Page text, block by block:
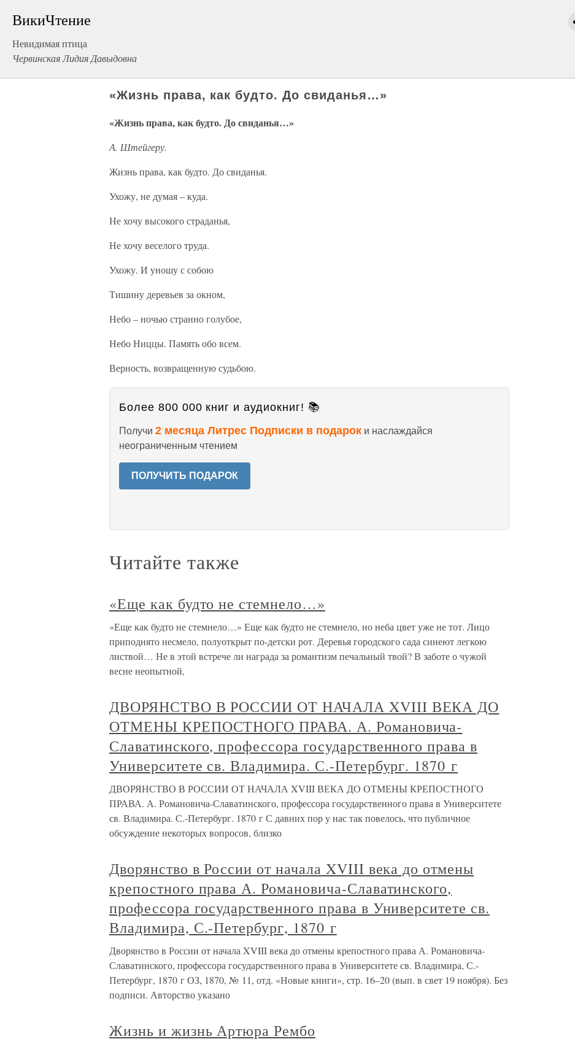
ВикиЧтение
Невидимая птица
Червинская Лидия Давыдовна
«Жизнь права, как будто. До свиданья…»
«Жизнь права, как будто. До свиданья…»
А. Штейгеру.
Жизнь права, как будто. До свиданья.
Ухожу, не думая – куда.
Не хочу высокого страданья,
Не хочу веселого труда.
Ухожу. И уношу с собою
Тишину деревьев за окном,
Небо – ночью странно голубое,
Небо Ниццы. Память обо всем.
Верность, возвращенную судьбою.
Более 800 000 книг и аудиокниг! 📚
Получи 2 месяца Литрес Подписки в подарок и наслаждайся
неограниченным чтением
ПОЛУЧИТЬ ПОДАРОК
Читайте также
«Еще как будто не стемнело…»
«Еще как будто не стемнело…» Еще как будто не стемнело, но неба цвет уже не тот. Лицо
приподнято несмело, полуоткрыт по-детски рот. Деревья городского сада синеют легкою
листвой… Не в этой встрече ли награда за романтизм печальный твой? В заботе о чужой
весне неопытной,
ДВОРЯНСТВО В РОССИИ ОТ НАЧАЛА XVIII ВЕКА ДО
ОТМЕНЫ КРЕПОСТНОГО ПРАВА. А. Романовича-
Славатинского, профессора государственного права в
Университете св. Владимира. С.-Петербург. 1870 г
ДВОРЯНСТВО В РОССИИ ОТ НАЧАЛА XVIII ВЕКА ДО ОТМЕНЫ КРЕПОСТНОГО
ПРАВА. А. Романовича-Славатинского, профессора государственного права в Университете
св. Владимира. С.-Петербург. 1870 г С давних пор у нас так повелось, что публичное
обсуждение некоторых вопросов, близко
Дворянство в России от начала XVIII века до отмены
крепостного права А. Романовича-Славатинского,
профессора государственного права в Университете св.
Владимира, С.-Петербург, 1870 г
Дворянство в России от начала XVIII века до отмены крепостного права А. Романовича-
Славатинского, профессора государственного права в Университете св. Владимира, С.-
Петербург, 1870 г ОЗ, 1870, № 11, отд. «Новые книги», стр. 16–20 (вып. в свет 19 ноября). Без
подписи. Авторство указано
Жизнь и жизнь Артюра Рембо